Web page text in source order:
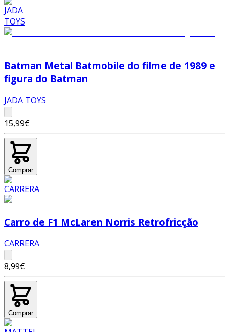
Batman Metal Batmobile do filme de 1989 e
figura do Batman
JADA TOYS
15,99€
Comprar
Carro de F1 McLaren Norris Retrofricção
CARRERA
8,99€
Comprar